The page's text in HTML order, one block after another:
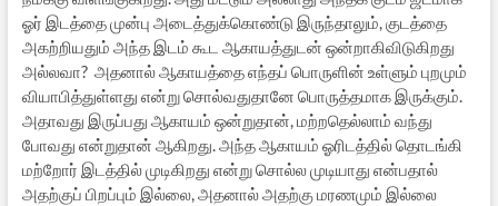
ஓர் இடத்தை முன்பு அடைத்துக்கொண்டு இருந்தாலும், குடத்தை
அகற்றியதும் அந்த இடம் கூட ஆகாயத்துடன் ஒன்றாகிவிடுகிறது
அல்லவா? அதனால் ஆகாயத்தை எந்தப் பொருளின் உள்ளும் புறமும்
வியாபித்துள்ளது என்று சொல்வதுதானே பொருத்தமாக இருக்கும்.
அதாவது இருப்பது ஆகாயம் ஒன்றுதான், மற்றதெல்லாம் வந்து
போவது என்றுதான் ஆகிறது. அந்த ஆகாயம் ஓரிடத்தில் தொடங்கி
மற்றோர் இடத்தில் முடிகிறது என்று சொல்ல முடியாது என்பதால்
அதற்குப் பிறப்பும் இல்லை, அதனால் அதற்கு மரணமும் இல்லை